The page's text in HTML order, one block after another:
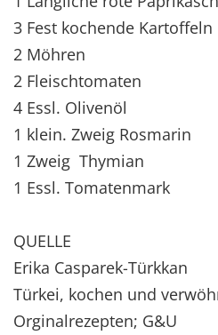
3 Fest kochende Kartoffeln
2 Möhren
2 Fleischtomaten
4 Essl. Olivenöl
1 klein. Zweig Rosmarin
1 Zweig Thymian
1 Essl. Tomatenmark
QUELLE
Erika Casparek-Türkkan
Türkei, kochen und
Orginalrezepten; G&U